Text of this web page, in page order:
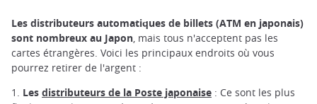
Les distributeurs automatiques de billets (ATM en japonais)
sont nombreux au Japon, mais tous n'acceptent pas les
cartes étrangères. Voici les principaux endroits où vous
pourrez retirer de l'argent :
1. Les distributeurs de la Poste japonaise : Ce sont les plus